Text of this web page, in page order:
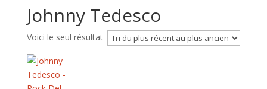
Johnny Tedesco
Voici le seul résultat